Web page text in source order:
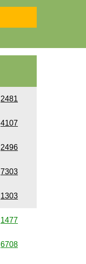
2481
4107
2496
7303
1303
1477
6708